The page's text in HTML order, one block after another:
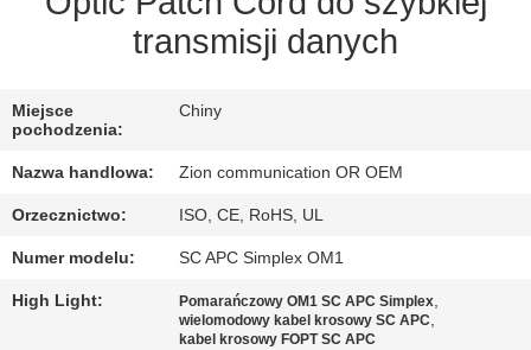
POPROSIĆ
WYCENĘ
SITEMAP
PRIVACY
POLICY
transmisji danych
Miejsce
pochodzenia:
Chiny
Nazwa handlowa: Zion communication OR OEM
Orzecznictwo: ISO, CE, RoHS, UL
Numer modelu: SC APC Simplex OM1
High Light: Pomarańczowy OM1 SC APC Simplex,
wielomodowy kabel krosowy SC APC,
kabel krosowy FOPT SC APC